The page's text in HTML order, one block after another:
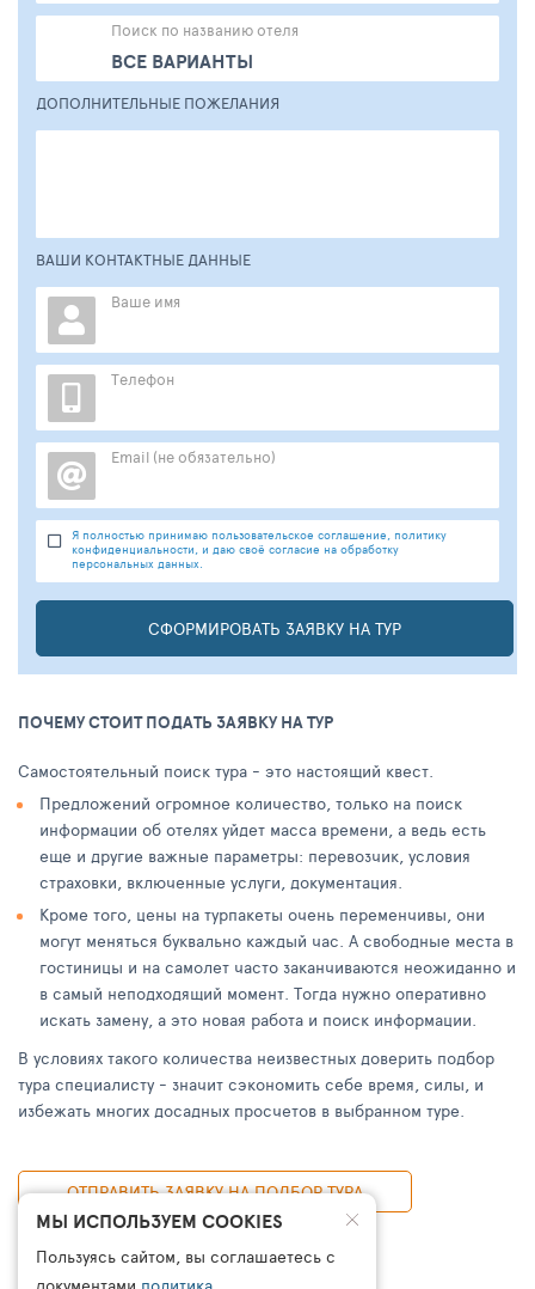
ВСЕ ВАРИАНТЫ
Поиск по названию отеля
ДОПОЛНИТЕЛЬНЫЕ ПОЖЕЛАНИЯ
ВАШИ КОНТАКТНЫЕ ДАННЫЕ
Ваше имя
Телефон
Email (не обязательно)
Я полностью принимаю пользовательское соглашение, политику
конфиденциальности, и даю своё согласие на обработку
персональных данных.
СФОРМИРОВАТЬ ЗАЯВКУ НА ТУР
ПОЧЕМУ СТОИТ ПОДАТЬ ЗАЯВКУ НА ТУР
Самостоятельный поиск тура - это настоящий квест.
Предложений огромное количество, только на поиск
информации об отелях уйдет масса времени, а ведь есть
еще и другие важные параметры: перевозчик, условия
страховки, включенные услуги, документация.
Кроме того, цены на турпакеты очень переменчивы, они
могут меняться буквально каждый час. А свободные места в
гостиницы и на самолет часто заканчиваются неожиданно и
в самый неподходящий момент. Тогда нужно оперативно
искать замену, а это новая работа и поиск информации.
В условиях такого количества неизвестных доверить подбор
тура специалисту - значит сэкономить себе время, силы, и
избежать многих досадных просчетов в выбранном туре.
ОТПРАВИТЬ ЗАЯВКУ НА ПОДБОР ТУРА
МЫ ИСПОЛЬЗУЕМ COOKIES
Пользуясь сайтом, вы соглашаетесь с